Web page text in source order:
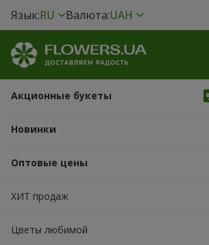
Язык:RU Валюта:UAH
Акционные букеты
Новинки
Оптовые цены
ХИТ продаж
Цветы любимой